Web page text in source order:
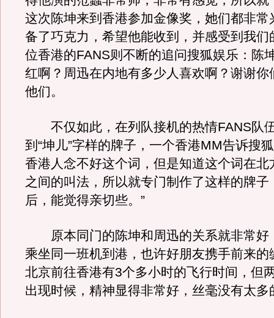
这次陈坤来到香港参加金像奖，她们都非常
备了巧克力，希望他能收到，并感受到我们
位香港的FANS则不断的追问搜狐娱乐：陈
红啊？周迅在内地有多少人喜欢啊？谢谢你
他们。
不仅如此，在列队接机的热情FANS队
到“坤儿”字样的牌子，一个香港MM告诉搜
香港人念不好这个词，但是知道这个词在北
之间的叫法，所以就专门制作了这样的牌子
后，能觉得亲切些。”
原本同门的陈坤和周迅的关系就非常好
乘坐同一班机到港，也许好朋友携手前来的
北京前往香港有3个多小时的飞行时间，但
出现时候，精神显得非常好，丝毫没有太多